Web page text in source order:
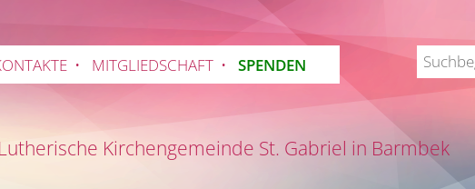
• MITGLIEDSCHAFT • SPENDEN
Kirchengemeinde St. Gabriel in Barmbek